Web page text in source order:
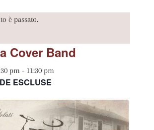
è passato.
Cover Band
pm - 11:30 pm
ESCLUSE